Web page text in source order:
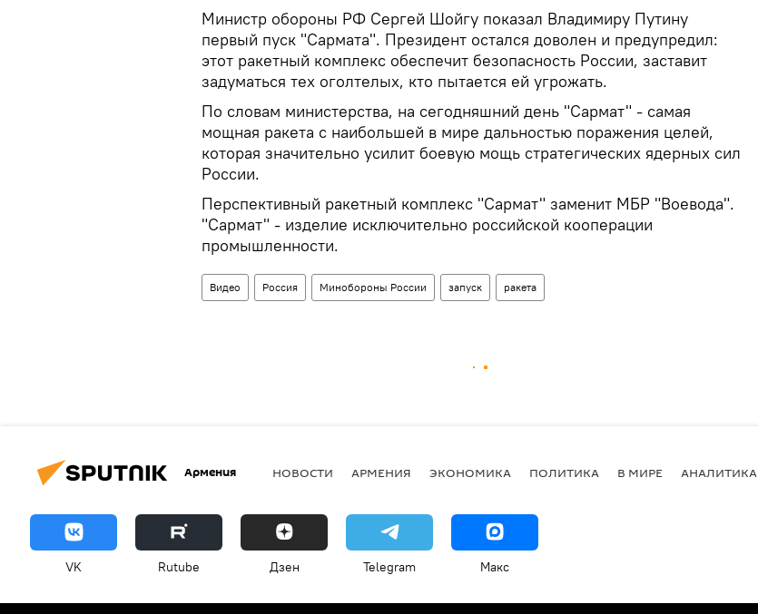
Министр обороны РФ Сергей Шойгу показал Владимиру Путину
первый пуск "Сармата". Президент остался доволен и предупредил:
этот ракетный комплекс обеспечит безопасность России, заставит
задуматься тех оголтелых, кто пытается ей угрожать.
По словам министерства, на сегодняшний день "Сармат" - самая
мощная ракета с наибольшей в мире дальностью поражения целей,
которая значительно усилит боевую мощь стратегических ядерных сил
России.
Перспективный ракетный комплекс "Сармат" заменит МБР "Воевода".
"Сармат" - изделие исключительно российской кооперации
промышленности.
Видео Россия Минобороны России запуск ракета
Армения НОВОСТИ АРМЕНИЯ ЭКОНОМИКА ПОЛИТИКА В МИРЕ АНАЛИТИКА
VK Rutube Дзен Telegram Макс